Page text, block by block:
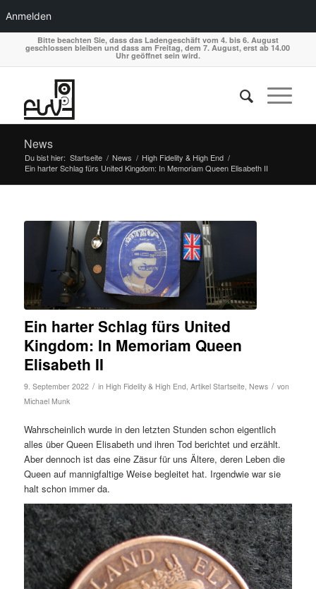
Anmelden
Bitte beachten Sie, dass das Ladengeschäft vom 4. bis 6. August
geschlossen bleiben und dass am Freitag, dem 7. August, erst ab 14.00
Uhr geöffnet sein wird.
News
Du bist hier: Startseite / News / High Fidelity & High End /
Ein harter Schlag fürs United Kingdom: In Memoriam Queen Elisabeth II
Ein harter Schlag fürs United
Kingdom: In Memoriam Queen
Elisabeth II
9. September 2022 / in High Fidelity & High End, Artikel Startseite, News / von
Michael Munk
Wahrscheinlich wurde in den letzten Stunden schon eigentlich
alles über Queen Elisabeth und ihren Tod berichtet und erzählt.
Aber dennoch ist das eine Zäsur für uns Ältere, deren Leben die
Queen auf mannigfaltige Weise begleitet hat. Irgendwie war sie
halt schon immer da.